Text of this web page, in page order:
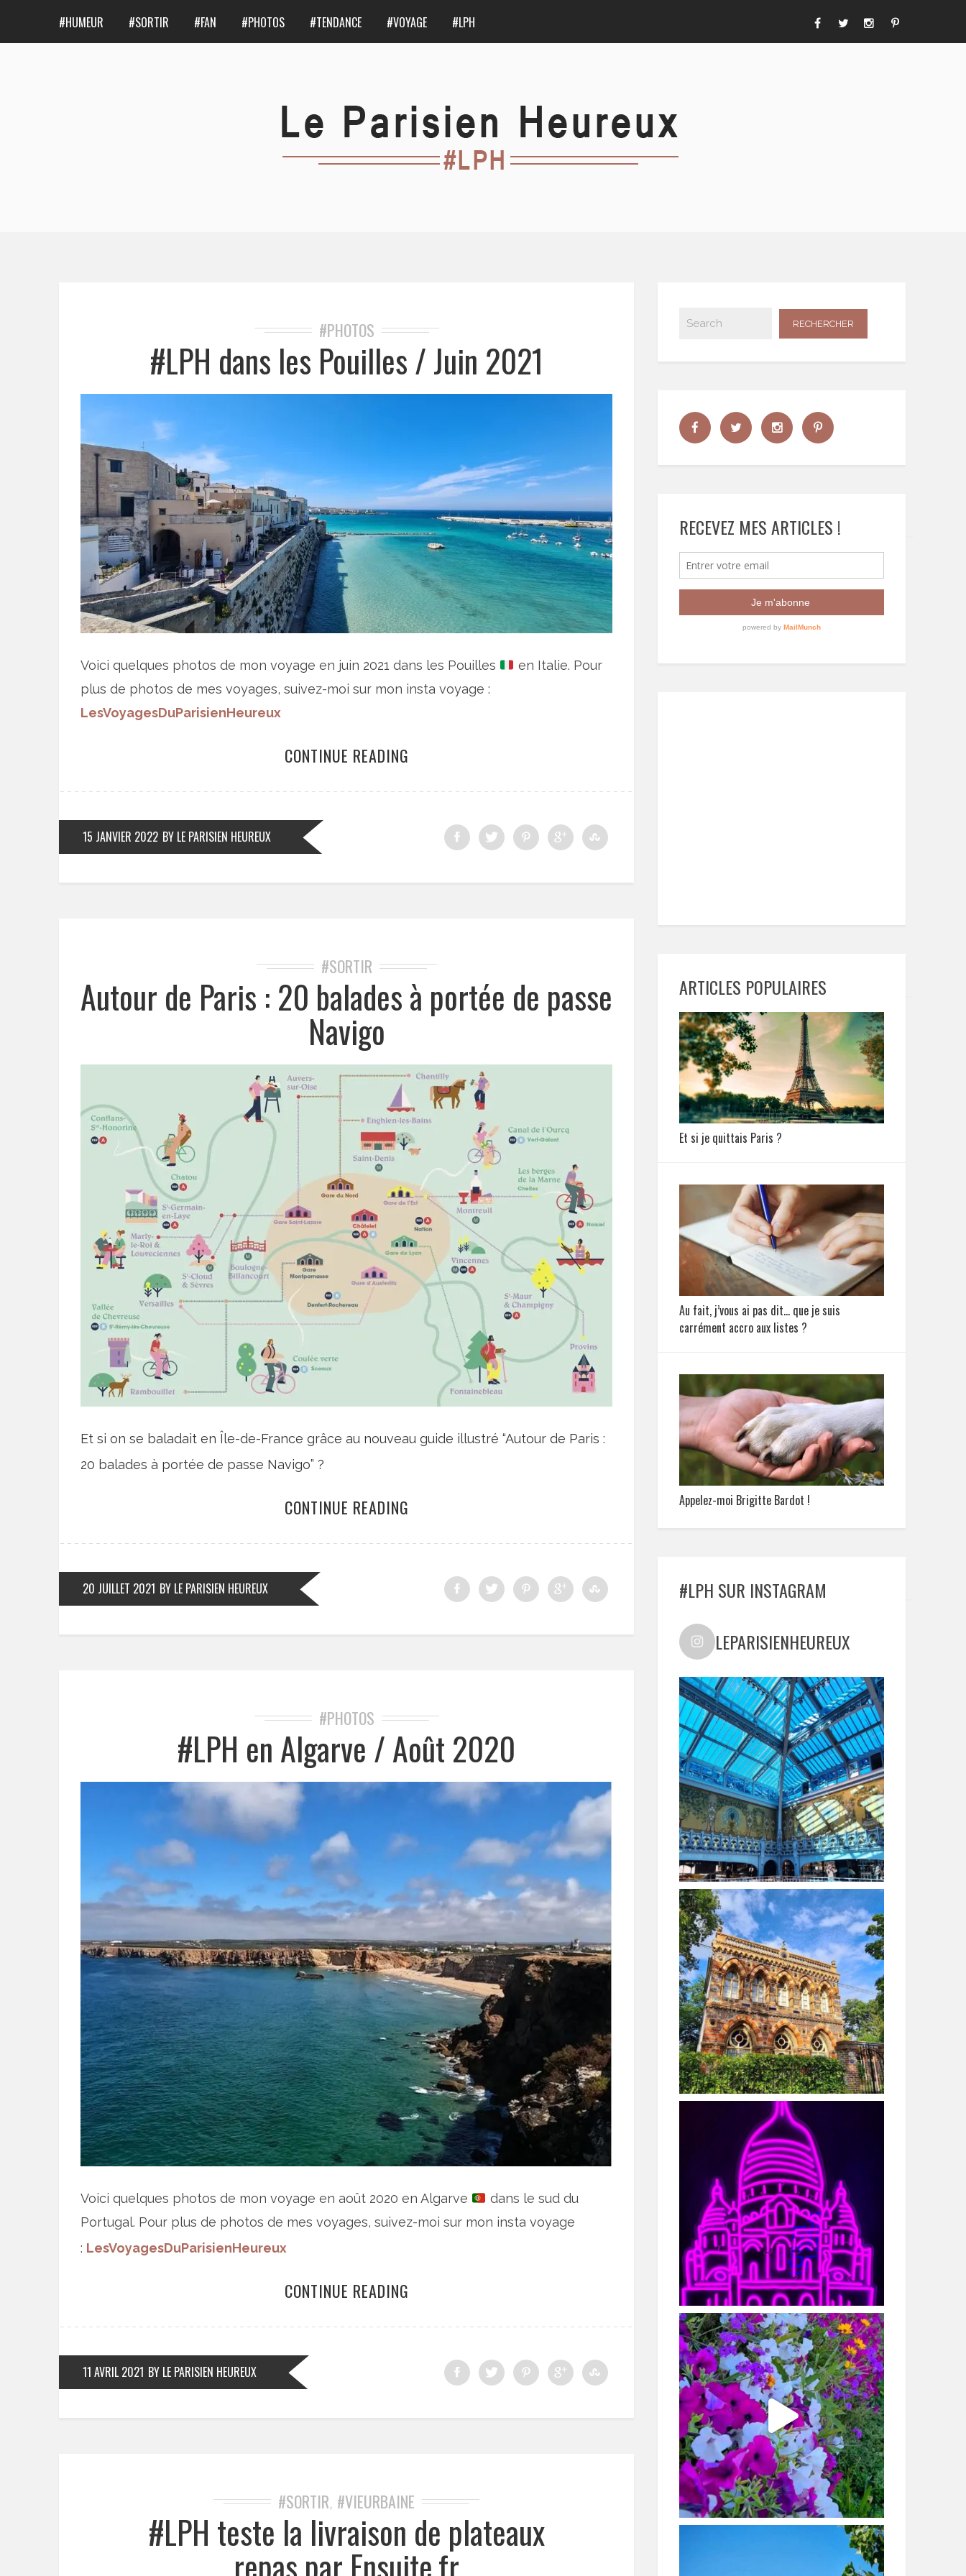
#HUMEUR #SORTIR #FAN #PHOTOS #TENDANCE #VOYAGE #LPH
#PHOTOS
#LPH dans les Pouilles / Juin 2021
Voici quelques photos de mon voyage en juin 2021 dans les Pouilles
en Italie. Pour
plus de photos de mes voyages, suivez-moi sur mon insta voyage :
LesVoyagesDuParisienHeureux
CONTINUE READING
15 JANVIER 2022 BY LE PARISIEN HEUREUX
#SORTIR
Autour de Paris : 20 balades à portée de passe
Navigo
Et si on se baladait en Île-de-France grâce au nouveau guide illustré “Autour de Paris :
20 balades à portée de passe Navigo” ?
CONTINUE READING
20 JUILLET 2021 BY LE PARISIEN HEUREUX
#PHOTOS
#LPH en Algarve / Août 2020
Voici quelques photos de mon voyage en août 2020 en Algarve
dans le sud du
Portugal. Pour plus de photos de mes voyages, suivez-moi sur mon insta voyage
: LesVoyagesDuParisienHeureux
CONTINUE READING
11 AVRIL 2021 BY LE PARISIEN HEUREUX
#SORTIR, #VIEURBAINE
#LPH teste la livraison de plateaux
repas par Ensuite.fr
RECEVEZ MES ARTICLES !
ARTICLES POPULAIRES
Et si je quittais Paris ?
Au fait, j’vous ai pas dit… que je suis
carrément accro aux listes ?
Appelez-moi Brigitte Bardot !
#LPH SUR INSTAGRAM
LEPARISIENHEUREUX